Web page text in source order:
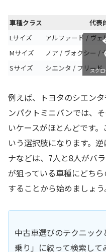
車種クラス
代表
Lサイズ
アルファード / ヴェ
Mサイズ
ノア / ヴォクシー /
Sサイズ
シエンタ / フリード
スク
例えば、トヨタのシエン
ンパクトミニバンでは、
いケースがほとんどです
いう選択肢になります。
ナなどは、7人と8人がバ
が狙っている車種にどち
することから始めましょう
中古車選びのテクニッ
乗り」に絞って検索し